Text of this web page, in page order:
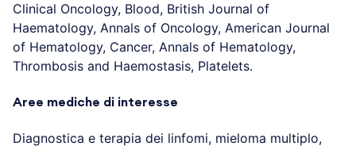
Clinical Oncology, Blood, British Journal of
Haematology, Annals of Oncology, American Journal
of Hematology, Cancer, Annals of Hematology,
Thrombosis and Haemostasis, Platelets.
Aree mediche di interesse
Diagnostica e terapia dei linfomi, mieloma multiplo,